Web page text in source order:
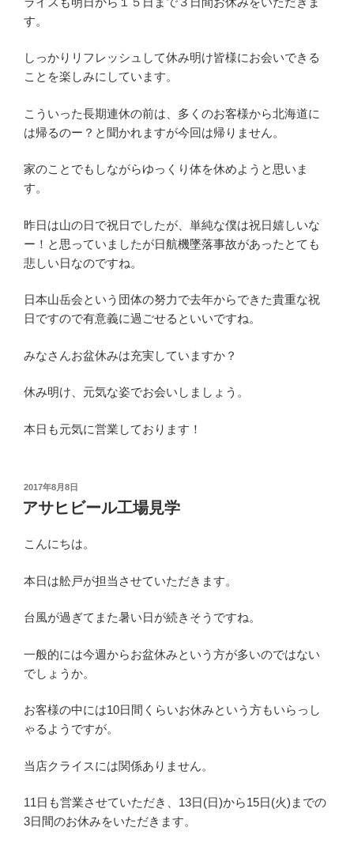
す。
しっかりリフレッシュして休み明け皆様にお会いできる
ことを楽しみにしています。
こういった長期連休の前は、多くのお客様から北海道に
は帰るのー？と聞かれますが今回は帰りません。
家のことでもしながらゆっくり体を休めようと思いま
す。
昨日は山の日で祝日でしたが、単純な僕は祝日嬉しいな
ー！と思っていましたが日航機墜落事故があったとても
悲しい日なのですね。
日本山岳会という団体の努力で去年からできた貴重な祝
日ですので有意義に過ごせるといいですね。
みなさんお盆休みは充実していますか？
休み明け、元気な姿でお会いしましょう。
本日も元気に営業しております！
投
稿
日:
2017年8月8日
アサヒビール工場見学
こんにちは。
本日は舩戸が担当させていただきます。
台風が過ぎてまた暑い日が続きそうですね。
一般的には今週からお盆休みという方が多いのではない
でしょうか。
お客様の中には10日間くらいお休みという方もいらっし
ゃるようですが。
当店クライスには関係ありません。
11日も営業させていただき、13日(日)から15日(火)までの
3日間のお休みをいただきます。